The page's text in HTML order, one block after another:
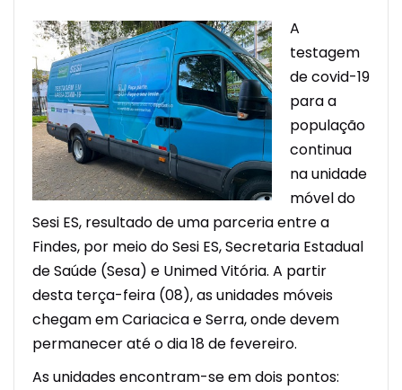
A
testagem
de covid-19
para a
população
continua
na unidade
móvel do
Sesi ES, resultado de uma parceria entre a
Findes, por meio do Sesi ES, Secretaria Estadual
de Saúde (Sesa) e Unimed Vitória. A partir
desta terça-feira (08), as unidades móveis
chegam em Cariacica e Serra, onde devem
permanecer até o dia 18 de fevereiro.
As unidades encontram-se em dois pontos: